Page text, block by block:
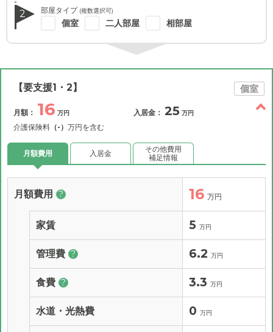
2 部屋タイプ (複数選択可)
個室 二人部屋 相部屋
【要支援1・2】 個室
月額： 16 万円
介護保険料 （-） 万円を含む
入居金： 25 万円
月額費用 入居金
その他費用
補足情報
月額費用 ? 16 万円
家賃 5 万円
管理費 ? 6.2 万円
食費 ? 3.3 万円
水道・光熱費 0 万円